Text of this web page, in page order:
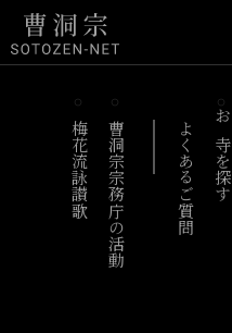
梅花流詠讃歌 曹洞宗宗務庁の活動 よくあるご質問 お寺を探す